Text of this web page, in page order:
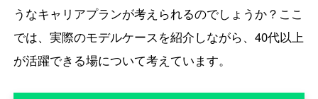
うなキャリアプランが考えられるのでしょうか？ここ
では、実際のモデルケースを紹介しながら、40代以上
が活躍できる場について考えています。